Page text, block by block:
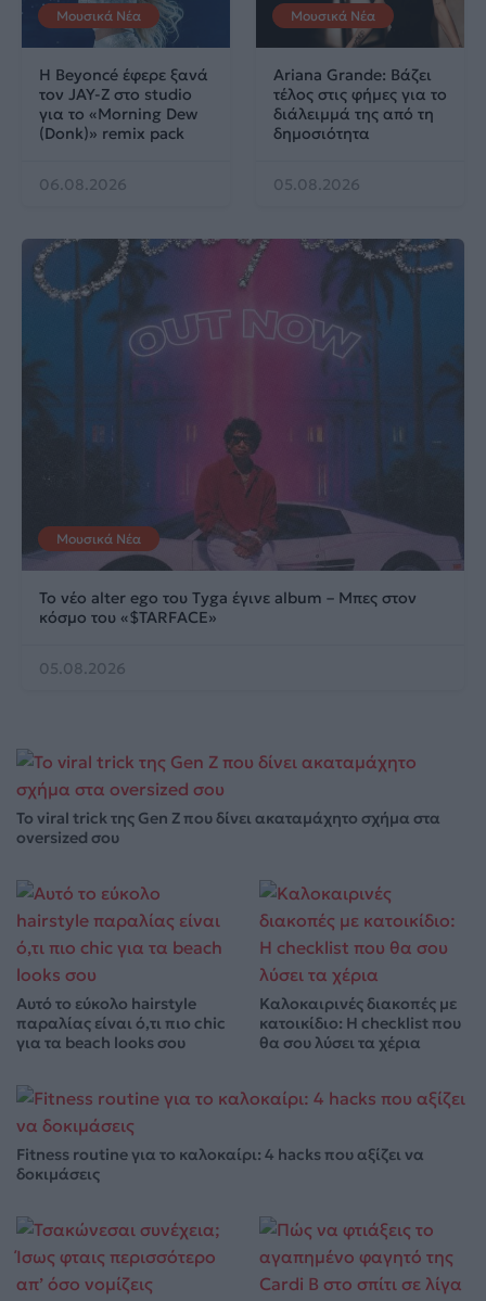
Μουσικά Νέα
Η Beyoncé έφερε ξανά
τον JAY-Z στο studio
για το «Morning Dew
(Donk)» remix pack
06.08.2026
Μουσικά Νέα
Ariana Grande: Βάζει
τέλος στις φήμες για το
διάλειμμά της από τη
δημοσιότητα
05.08.2026
Μουσικά Νέα
Το νέο alter ego του Tyga έγινε album – Μπες στον
κόσμο του «$TARFACE»
05.08.2026
Το viral trick της Gen Z που δίνει ακαταμάχητο σχήμα στα
oversized σου
Αυτό το εύκολο hairstyle
παραλίας είναι ό,τι πιο chic
για τα beach looks σου
Καλοκαιρινές διακοπές με
κατοικίδιο: Η checklist που
θα σου λύσει τα χέρια
Fitness routine για το καλοκαίρι: 4 hacks που αξίζει να
δοκιμάσεις